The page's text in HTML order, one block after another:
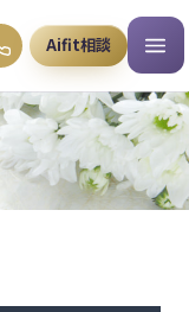
Aifit相談